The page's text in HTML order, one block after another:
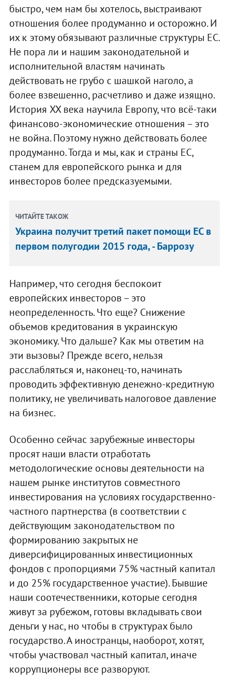
быстро, чем нам бы хотелось, выстраивают
отношения более продуманно и осторожно. И
их к этому обязывают различные структуры ЕС.
Не пора ли и нашим законодательной и
исполнительной властям начинать
действовать не грубо с шашкой наголо, а
более взвешенно, расчетливо и даже изящно.
История XX века научила Европу, что всё-таки
финансово-экономические отношения – это
не война. Поэтому нужно действовать более
продуманно. Тогда и мы, как и страны ЕС,
станем для европейского рынка и для
инвесторов более предсказуемыми.
ЧИТАЙТЕ ТАКОЖ
Украина получит третий пакет помощи ЕС в
первом полугодии 2015 года, - Баррозу
Например, что сегодня беспокоит
европейских инвесторов – это
неопределенность. Что еще? Снижение
объемов кредитования в украинскую
экономику. Что дальше? Как мы ответим на
эти вызовы? Прежде всего, нельзя
расслабляться и, наконец-то, начинать
проводить эффективную денежно-кредитную
политику, не увеличивать налоговое давление
на бизнес.
Особенно сейчас зарубежные инвесторы
просят наши власти отработать
методологические основы деятельности на
нашем рынке институтов совместного
инвестирования на условиях государственно-
частного партнерства (в соответствии с
действующим законодательством по
формированию закрытых не
диверсифицированных инвестиционных
фондов с пропорциями 75% частный капитал
и до 25% государственное участие). Бывшие
наши соотечественники, которые сегодня
живут за рубежом, готовы вкладывать свои
деньги у нас, но чтобы в структурах было
государство. А иностранцы, наоборот, хотят,
чтобы участвовал частный капитал, иначе
коррупционеры все разворуют.